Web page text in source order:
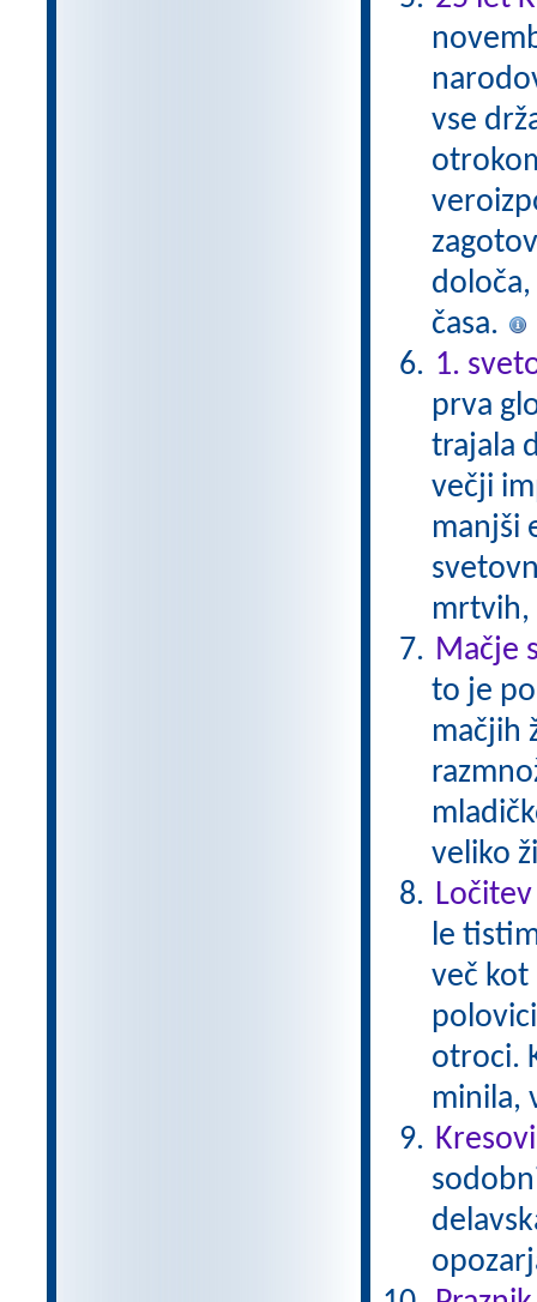
vse
časa.
1.
prva
trajala
večji
manjši
mrtvih,
Mačje
to je
mačjih
veliko
Ločitev
le
več kot
otroci.
minila,
Kresovi